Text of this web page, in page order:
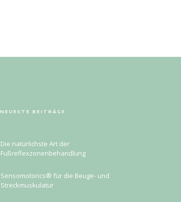
NEUESTE BEITRÄGE
Die natürlichste Art der
Fußreflexzonenbehandlung
Sensomotorics® für die Beuge- und
Streckmuskulatur